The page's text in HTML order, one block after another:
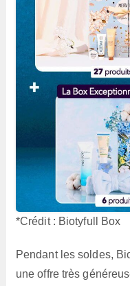
*Crédit : Biotyfull Box
Pendant les soldes,
une offre très